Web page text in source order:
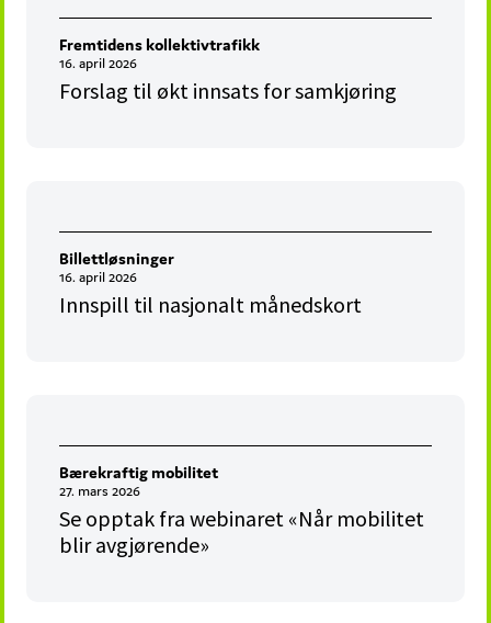
Fremtidens kollektivtrafikk
16. april 2026
Forslag til økt innsats for samkjøring
Billettløsninger
16. april 2026
Innspill til nasjonalt månedskort
Bærekraftig mobilitet
27. mars 2026
Se opptak fra webinaret «Når mobilitet
blir avgjørende»